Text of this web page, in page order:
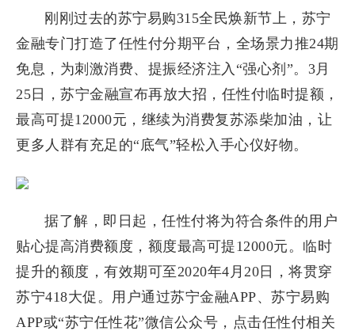
刚刚过去的苏宁易购315全民焕新节上，苏宁
金融专门打造了任性付分期平台，全场景力推24期
免息，为刺激消费、提振经济注入“强心剂”。3月
25日，苏宁金融宣布再放大招，任性付临时提额，
最高可提12000元，继续为消费复苏添柴加油，让
更多人群有充足的“底气”轻松入手心仪好物。
据了解，即日起，任性付将为符合条件的用户
贴心提高消费额度，额度最高可提12000元。临时
提升的额度，有效期可至2020年4月20日，将贯穿
苏宁418大促。用户通过苏宁金融APP、苏宁易购
APP或“苏宁任性花”微信公众号，点击任性付相关